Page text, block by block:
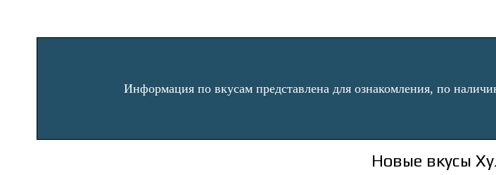
Информация по вкусам представлена для ознакомления, по
Новые вкусы